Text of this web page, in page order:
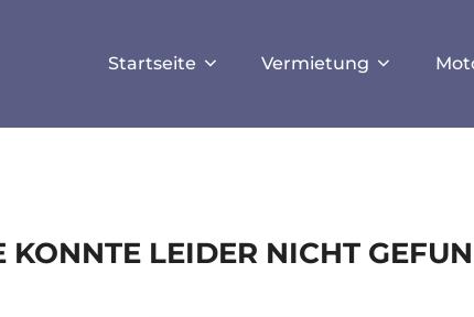
true);
Startseite Vermietung
KONNTE LEIDER NICHT